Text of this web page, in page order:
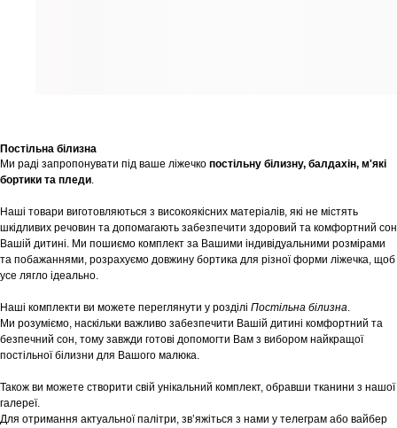
Постільна білизна
Ми раді запропонувати під ваше ліжечко постільну білизну, балдахін, м'які
бортики та пледи.
Наші товари виготовляються з високоякісних матеріалів, які не містять
шкідливих речовин та допомагають забезпечити здоровий та комфортний сон
Вашій дитині. Ми пошиємо комплект за Вашими індивідуальними розмірами
та побажаннями, розрахуємо довжину бортика для різної форми ліжечка, щоб
усе лягло ідеально.
Наші комплекти ви можете переглянути у розділі Постільна білизна.
Ми розуміємо, наскільки важливо забезпечити Вашій дитині комфортний та
безпечний сон, тому завжди готові допомогти Вам з вибором найкращої
постільної білизни для Вашого малюка.
Також ви можете створити свій унікальний комплект, обравши тканини з нашої
галереї.
Для отримання актуальної палітри, звʼяжіться з нами у телеграм або вайбер